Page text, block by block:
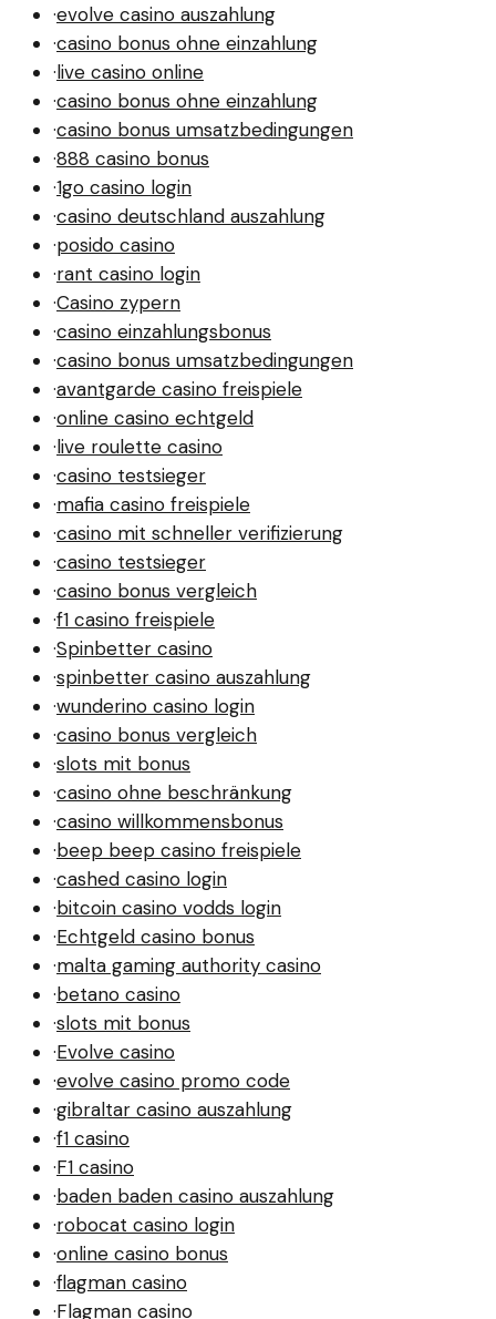
·evolve casino auszahlung
·casino bonus ohne einzahlung
·live casino online
·casino bonus ohne einzahlung
·casino bonus umsatzbedingungen
·888 casino bonus
·1go casino login
·casino deutschland auszahlung
·posido casino
·rant casino login
·Casino zypern
·casino einzahlungsbonus
·casino bonus umsatzbedingungen
·avantgarde casino freispiele
·online casino echtgeld
·live roulette casino
·casino testsieger
·mafia casino freispiele
·casino mit schneller verifizierung
·casino testsieger
·casino bonus vergleich
·f1 casino freispiele
·Spinbetter casino
·spinbetter casino auszahlung
·wunderino casino login
·casino bonus vergleich
·slots mit bonus
·casino ohne beschränkung
·casino willkommensbonus
·beep beep casino freispiele
·cashed casino login
·bitcoin casino vodds login
·Echtgeld casino bonus
·malta gaming authority casino
·betano casino
·slots mit bonus
·Evolve casino
·evolve casino promo code
·gibraltar casino auszahlung
·f1 casino
·F1 casino
·baden baden casino auszahlung
·robocat casino login
·online casino bonus
·flagman casino
·Flagman casino